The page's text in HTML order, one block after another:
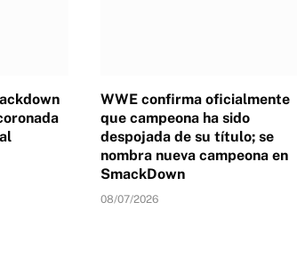
WWE confirma oficialmente
que campeona ha sido
despojada de su título; se
nombra nueva campeona en
SmackDown
08/07/2026